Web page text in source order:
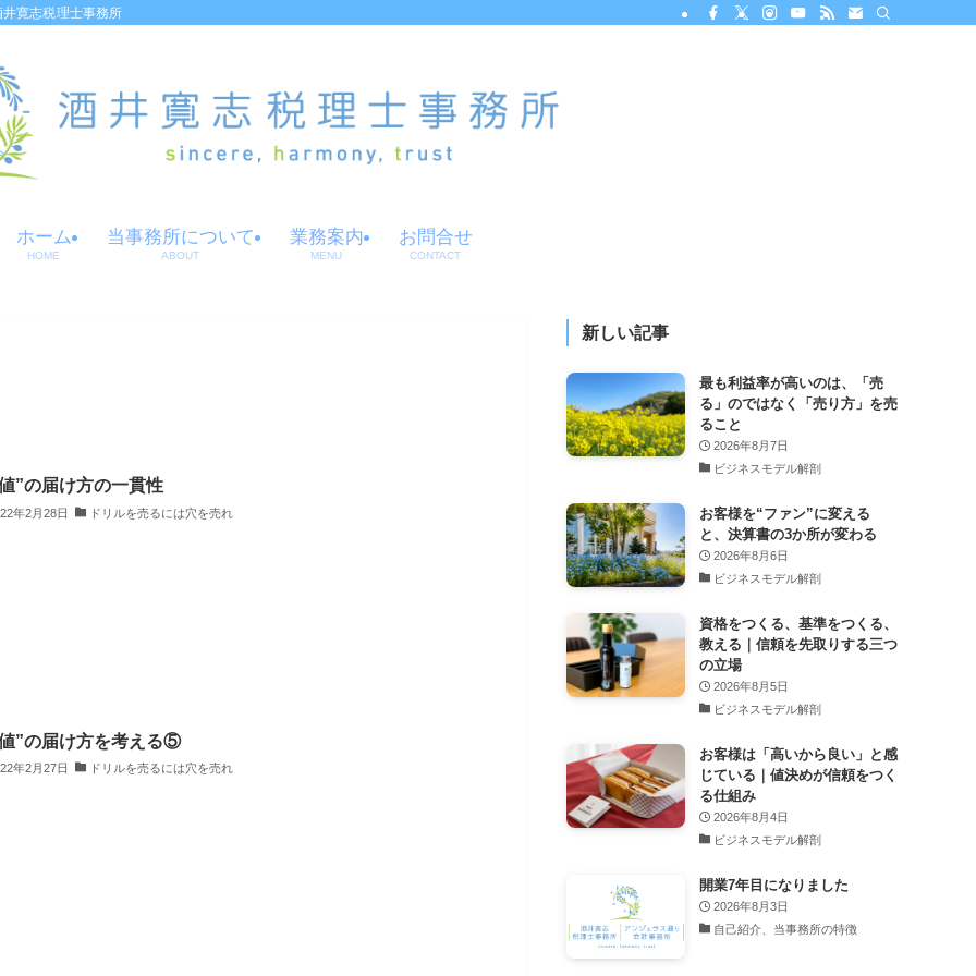
寛志税理士事務所
ホーム
HOME
当事務所について
ABOUT
業務案内
MENU
お問合せ
CONTACT
”の届け方の一貫性
年2月28日 ドリルを売るには穴を売れ
”の届け方を考える⑤
年2月27日 ドリルを売るには穴を売れ
新しい記事
最も利益率が高いのは、「売
る」のではなく「売り方」を売
ること
2026年8月7日
ビジネスモデル解剖
お客様を“ファン”に変える
と、決算書の3か所が変わる
2026年8月6日
ビジネスモデル解剖
資格をつくる、基準をつくる、
教える｜信頼を先取りする三つ
の立場
2026年8月5日
ビジネスモデル解剖
お客様は「高いから良い」と感
じている｜値決めが信頼をつく
る仕組み
2026年8月4日
ビジネスモデル解剖
開業7年目になりました
2026年8月3日
自己紹介、当事務所の特徴